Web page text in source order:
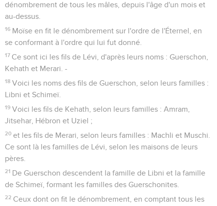
dénombrement de tous les mâles, depuis l'âge d'un mois et
au-dessus.
16 Moïse en fit le dénombrement sur l'ordre de l'Éternel, en
se conformant à l'ordre qui lui fut donné.
17 Ce sont ici les fils de Lévi, d'après leurs noms : Guerschon,
Kehath et Merari. -
18 Voici les noms des fils de Guerschon, selon leurs familles :
Libni et Schimeï.
19 Voici les fils de Kehath, selon leurs familles : Amram,
Jitsehar, Hébron et Uziel ;
20 et les fils de Merari, selon leurs familles : Machli et Muschi.
Ce sont là les familles de Lévi, selon les maisons de leurs
pères.
21 De Guerschon descendent la famille de Libni et la famille
de Schimeï, formant les familles des Guerschonites.
22 Ceux dont on fit le dénombrement, en comptant tous les